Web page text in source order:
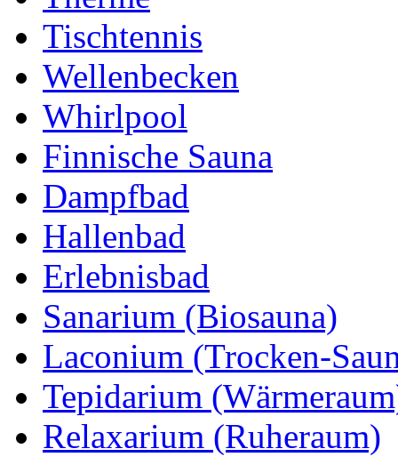
Tischtennis
Wellenbecken
Whirlpool
Finnische Sauna
Dampfbad
Hallenbad
Erlebnisbad
Sanarium (Biosauna)
Laconium (Trocken-
Tepidarium
Relaxarium (Ruheraum)